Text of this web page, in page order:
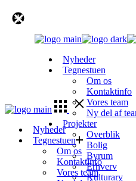
Nyheder
Tegnestuen
Om os
Kontaktinfo
Vores team
Ny del af
Projekter
Overblik
Bolig
Byrum
Erhverv
Kulturarv
Nyheder
Tegnestuen
Om os
Kontaktinfo
Vores team